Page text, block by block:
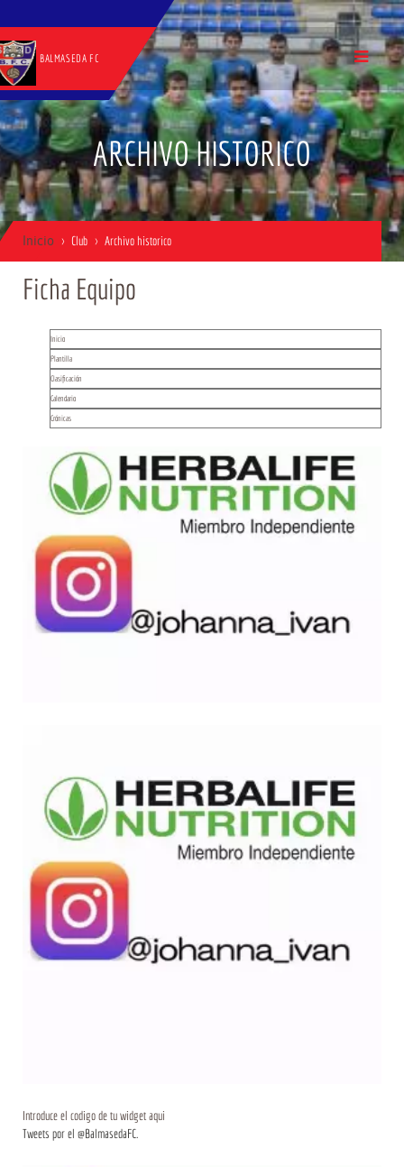
BALMASEDA FC
ARCHIVO HISTORICO
Inicio Club Archivo historico
Ficha Equipo
Inicio
Plantilla
Clasificación
Calendario
Crónicas
Introduce el codigo de tu widget aqui
Tweets por el @BalmasedaFC.